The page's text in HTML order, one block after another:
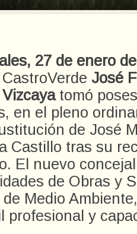
27 de enero
José
tomó
en el pleno
de José
Castillo tras su
El nuevo
de Obras y
Medio
profesional y